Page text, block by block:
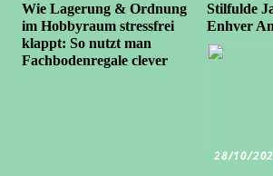
Wie Lagerung & Ordnung
im Hobbyraum stressfrei
klappt: So nutzt man
Fachbodenregale clever
Stilfulde
Enhver
28/10/